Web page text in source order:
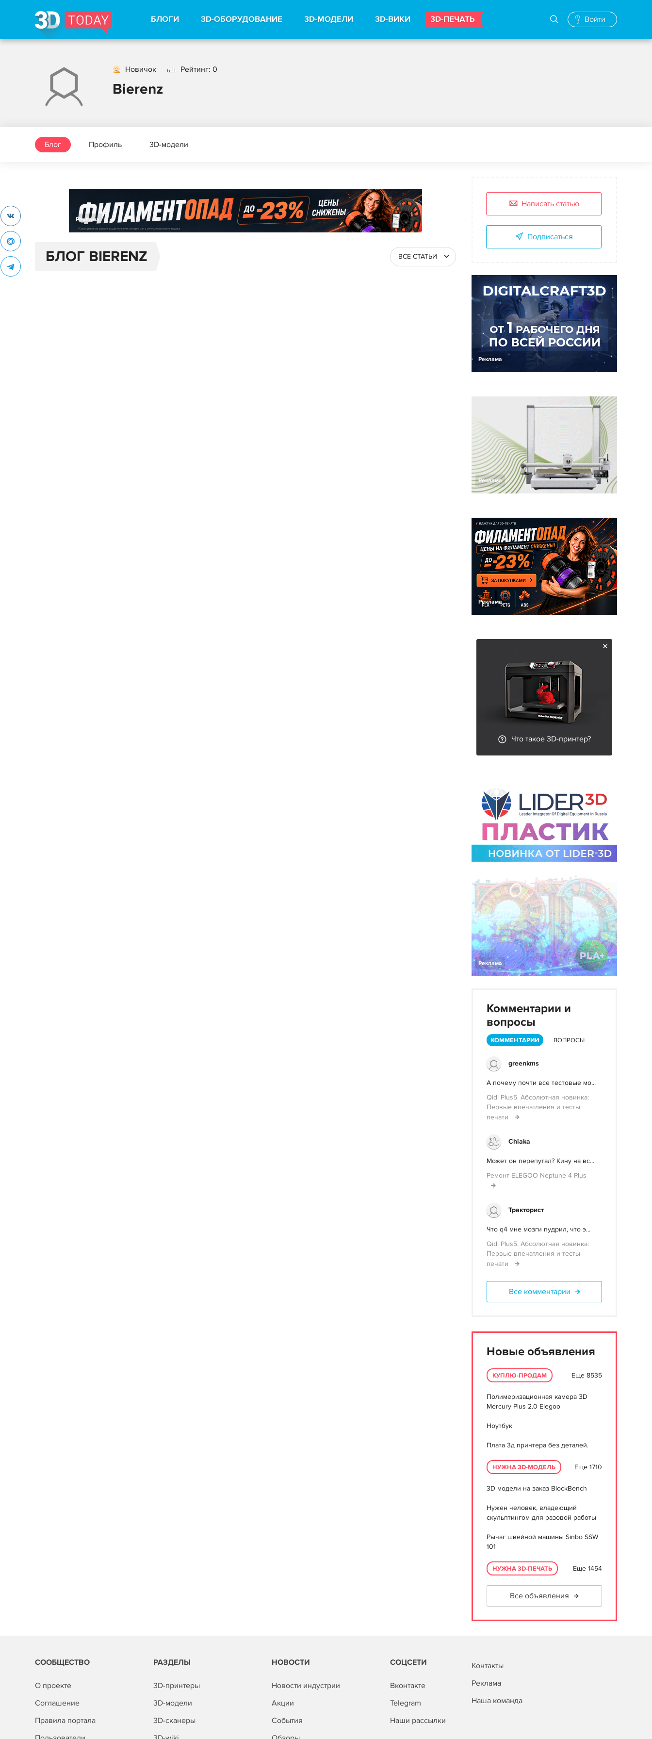
БЛОГИ 3D-ОБОРУДОВАНИЕ 3D-МОДЕЛИ 3D-ВИКИ 3D-ПЕЧАТЬ Войти
Новичок Рейтинг: 0
Bierenz
Блог Профиль 3D-модели
Реклама
БЛОГ BIERENZ ВСЕ СТАТЬИ
Написать статью
Подписаться
Реклама
Реклама
Реклама
Что такое 3D-принтер?
Реклама
Комментарии и
вопросы
КОММЕНТАРИИ ВОПРОСЫ
greenkms
А почему почти все тестовые мо...
Qidi Plus5. Абсолютная новинка:
Первые впечатления и тесты
печати
Chiaka
Может он перепутал? Кину на вс...
Ремонт ELEGOO Neptune 4 Plus
Тракторист
Что q4 мне мозги пудрил, что э...
Qidi Plus5. Абсолютная новинка:
Первые впечатления и тесты
печати
Все комментарии
Новые объявления
КУПЛЮ-ПРОДАМ Еще 8535
Полимеризационная камера 3D
Mercury Plus 2.0 Elegoo
Ноутбук
Плата 3д принтера без деталей.
НУЖНА 3D-МОДЕЛЬ Еще 1710
3D модели на заказ BlockBench
Нужен человек, владеющий
скульптингом для разовой работы
Рычаг швейной машины Sinbo SSW
101
НУЖНА 3D-ПЕЧАТЬ Еще 1454
Все объявления
СООБЩЕСТВО
О проекте
Соглашение
Правила портала
РАЗДЕЛЫ
3D-принтеры
3D-модели
3D-сканеры
НОВОСТИ
Новости индустрии
Акции
События
СОЦСЕТИ
Вконтакте
Telegram
Наши рассылки
Контакты
Реклама
Наша команда